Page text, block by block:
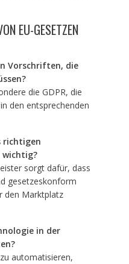
EU-GESETZEN
Vorschriften, die
die GDPR, die
den entsprechenden
richtigen
wichtig?
sorgt dafür, dass
gesetzeskonform
den Marktplatz
in der
automatisieren,